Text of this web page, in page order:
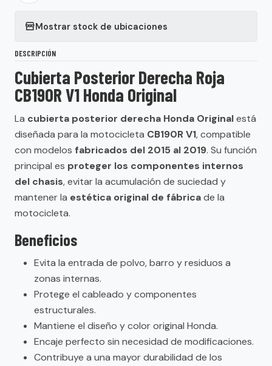
Mostrar stock de ubicaciones
DESCRIPCIÓN
Cubierta Posterior Derecha Roja
CB190R V1 Honda Original
La cubierta posterior derecha Honda Originalestá
diseñada para la motocicleta CB190R V1, compatible
con modelos fabricados del 2015 al 2019. Su función
principal es proteger los componentes internos
del chasis, evitar la acumulación de suciedad y
mantener la estética original de fábricade la
motocicleta.
Beneficios
Evita la entrada de polvo, barro y residuos a
zonas internas.
Protege el cableado y componentes
estructurales.
Mantiene el diseño y color original Honda.
Encaje perfecto sin necesidad de modificaciones.
Contribuye a una mayor durabilidad de los